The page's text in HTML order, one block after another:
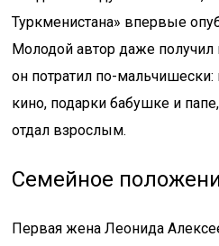
Туркменистана» впервые
Молодой автор даже получил
он потратил по-мальчишески:
кино, подарки бабушке и
отдал взрослым.
Семейное
Первая жена Леонида